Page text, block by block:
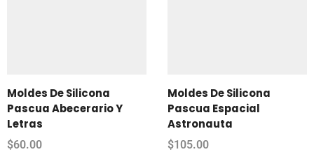
Moldes De Silicona
Pascua Abecerario Y
Letras
$60.00
Moldes De Silicona
Pascua Espacial
Astronauta
$105.00